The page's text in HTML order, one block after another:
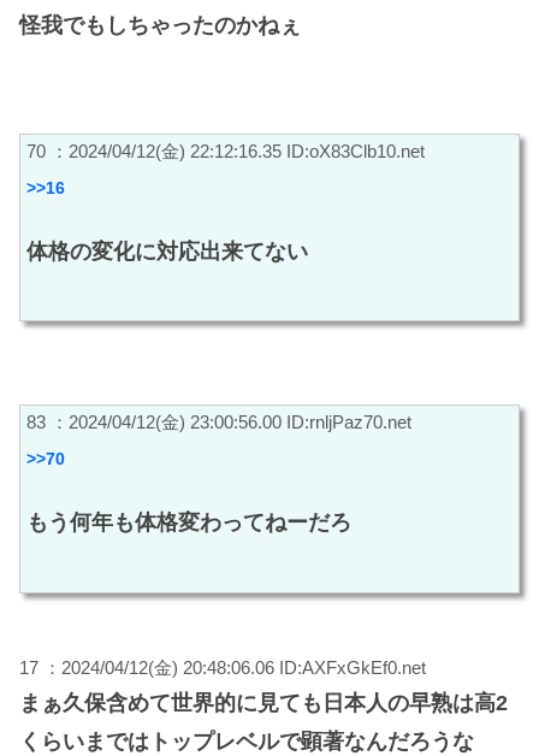
怪我でもしちゃったのかねぇ
70 ：2024/04/12(金) 22:12:16.35 ID:oX83Clb10.net
>>16
体格の変化に対応出来てない
83 ：2024/04/12(金) 23:00:56.00 ID:rnljPaz70.net
>>70
もう何年も体格変わってねーだろ
17 ：2024/04/12(金) 20:48:06.06 ID:AXFxGkEf0.net
まぁ久保含めて世界的に見ても日本人の早熟は高2
くらいまではトップレベルで顕著なんだろうな